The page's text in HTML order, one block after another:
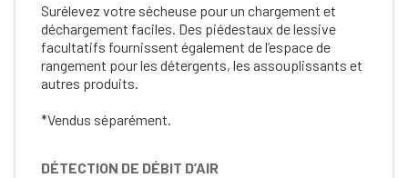
Surélevez votre sécheuse pour un chargement et
déchargement faciles. Des piédestaux de lessive
facultatifs fournissent également de l’espace de
rangement pour les détergents, les assouplissants et
autres produits.
*Vendus séparément.
DÉTECTION DE DÉBIT D’AIR